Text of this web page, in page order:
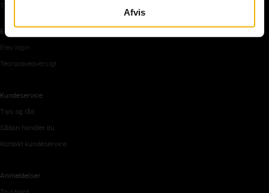
Afvis
Tips og råd inden teoriprøven
Elevområde
Elev login
Teoriprøveoversigt
Kundeservice
Tips og råd
Sådan handler du
Kontakt kundeservice
Anmeldelser